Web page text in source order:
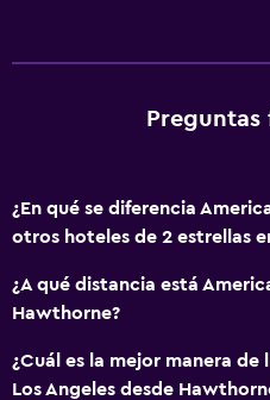
¿En qué se diferencia
otros hoteles de 2 estrellas
¿A qué distancia está
Hawthorne?
¿Cuál es la mejor manera de
Los Angeles desde